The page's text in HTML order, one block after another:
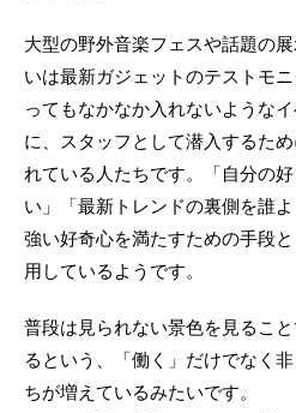
大型の野外音楽フェスや話題の
いは最新ガジェットのテストモ
ってもなかなか入れないような
に、スタッフとして潜入するた
れている人たちです。「自分の
い」「最新トレンドの裏側を誰
強い好奇心を満たすための手段
用しているようです。
普段は見られない景色を見るこ
るという、「働く」だけでなく
ちが増えているみたいです。